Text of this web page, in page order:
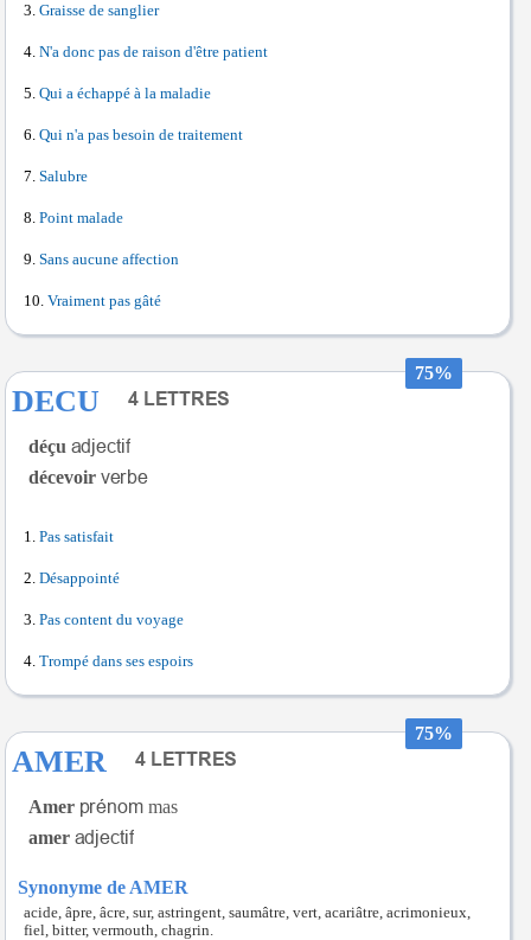
Graisse de sanglier
N'a donc pas de raison d'être patient
Qui a échappé à la maladie
Qui n'a pas besoin de traitement
Salubre
Point malade
Sans aucune affection
Vraiment pas gâté
75%
DECU
déçu
décevoir
Pas satisfait
Désappointé
Pas content du voyage
Trompé dans ses espoirs
75%
AMER
Amer
mas
amer
Synonyme de AMER
acide, âpre, âcre, sur, astringent, saumâtre, vert, acariâtre, acrimonieux,
fiel, bitter, vermouth, chagrin.